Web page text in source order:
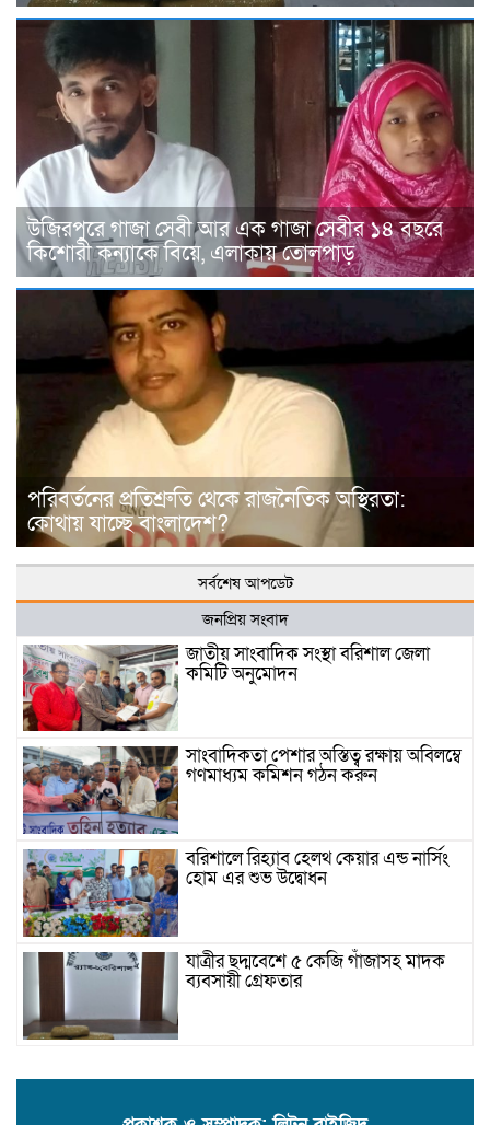
উজিরপুরে গাজা সেবী আর এক গাজা সেবীর ১৪ বছরে
কিশোরী কন্যাকে বিয়ে, এলাকায় তোলপাড়
পরিবর্তনের প্রতিশ্রুতি থেকে রাজনৈতিক অস্থিরতা:
কোথায় যাচ্ছে বাংলাদেশ?
সর্বশেষ আপডেট
জনপ্রিয় সংবাদ
জাতীয় সাংবাদিক সংস্থা বরিশাল জেলা
কমিটি অনুমোদন
সাংবাদিকতা পেশার অস্তিত্ব রক্ষায় অবিলম্বে
গণমাধ্যম কমিশন গঠন করুন
বরিশালে রিহ্যাব হেলথ কেয়ার এন্ড নার্সিং
হোম এর শুভ উদ্বোধন
যাত্রীর ছদ্মবেশে ৫ কেজি গাঁজাসহ মাদক
ব্যবসায়ী গ্রেফতার
সেবীর ১৪ বছরে কিশোরী কন্যাকে বিয়ে,